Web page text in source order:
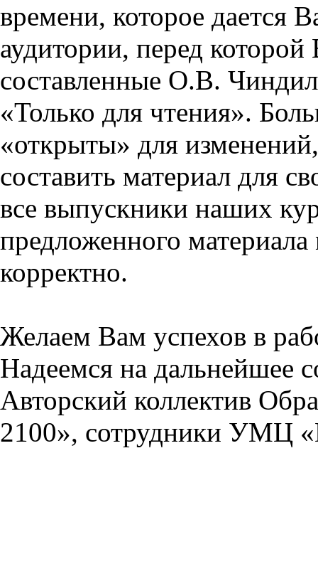
времени, которое дается
аудитории, перед
составленные О.В.
«Только для чтения».
«открыты» для
составить материал для
все выпускники наших
предложенного
корректно.
Желаем Вам успехов в
Надеемся на дальнейшее
Авторский коллектив
2100», сотрудники УМЦ